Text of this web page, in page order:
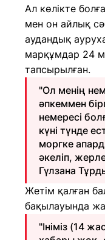
Ал көлікте
мен он айлық
аудандық
марқұмдар 24
тапсырылған.
"Ол менің
әпкеммен
немересі
күні түнде
моргке
әкеліп,
Гүлзана
Жетім қалған
бақылауында
"Ініміз (14